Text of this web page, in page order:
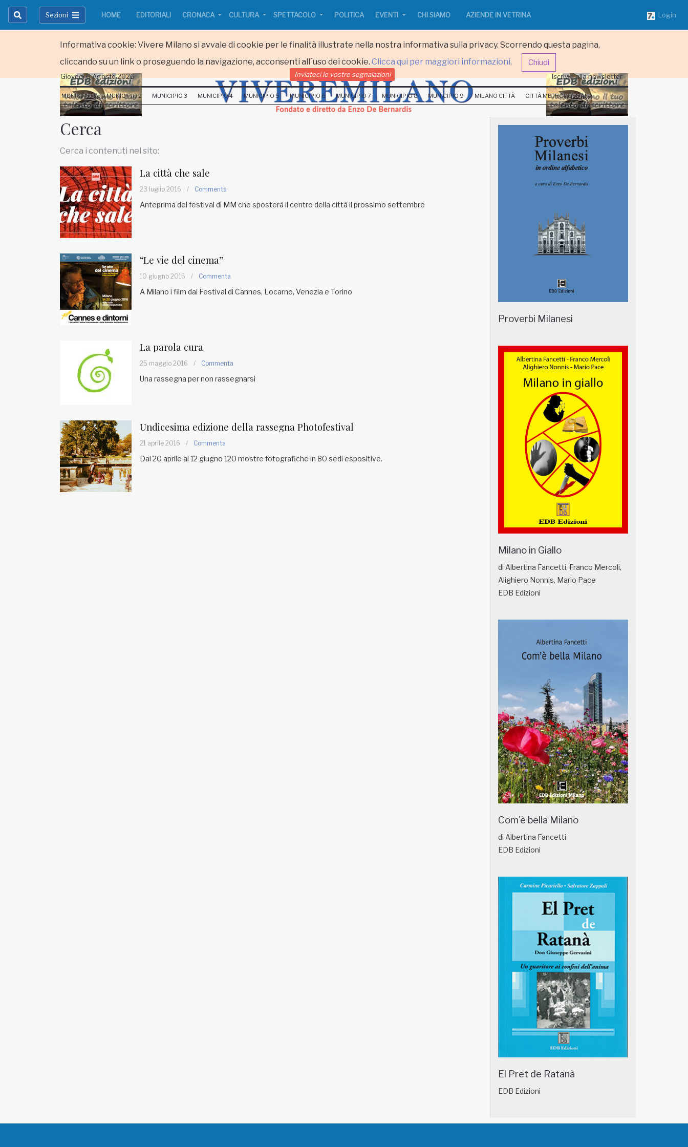
Informativa cookie: Vivere Milano si avvale di cookie per le finalità illustrate nella nostra informativa sulla privacy. Scorrendo questa pagina,
cliccando su un link o proseguendo la navigazione, acconsenti all´uso dei cookie. Clicca qui per maggiori informazioni. Chiudi
Sezioni HOME EDITORIALI CRONACA CULTURA SPETTACOLO POLITICA EVENTI CHI SIAMO AZIENDE IN VETRINA Login
Iscriviti alla newsletter
www.viveremilano.info
Fondato e diretto da Enzo De
EDB edizioni - Via Brivio angolo C.
Imbonati, 89 20159 Milano (Italia)
Informativa sulla privacy
Giovedi 6 Agosto 2026 Inviateci le vostre segnalazioni Iscriviti alla newsletter
MUNICIPIO 1 MUNICIPIO 2 MUNICIPIO 3 MUNICIPIO 4 MUNICIPIO 5 MUNICIPIO 6 MUNICIPIO 7 MUNICIPIO 8 MUNICIPIO 9 MILANO CITTÀ CITTÀ METROPOLITANA
Cerca
Cerca i contenuti nel sito:
La città che sale
23 luglio 2016 / Commenta
Anteprima del festival di MM che sposterà il centro della città il prossimo settembre
“Le vie del cinema”
10 giugno 2016 / Commenta
A Milano i film dai Festival di Cannes, Locarno, Venezia e Torino
La parola cura
25 maggio 2016 / Commenta
Una rassegna per non rassegnarsi
Undicesima edizione della rassegna Photofestival
21 aprile 2016 / Commenta
Dal 20 aprile al 12 giugno 120 mostre fotografiche in 80 sedi espositive.
Proverbi Milanesi
Milano in Giallo
di Albertina Fancetti, Franco Mercoli,
Alighiero Nonnis, Mario Pace
EDB Edizioni
Com'è bella Milano
di Albertina Fancetti
EDB Edizioni
El Pret de Ratanà
EDB Edizioni